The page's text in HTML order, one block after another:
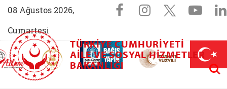
08 Ağustos 2026,
Cumartesi
Sosyal
Facebook
Instagram
X
Aile (yeni sekmede açılır)
AİLEM İletişim Merkezi (yeni sekmede açılır)
Aile ve Nüfus On Yılı (yeni sekmede açılır)
Darülaceze bağış sayfası (yeni
TÜRKIYE CUMHURIYETI
AILE VE SOSYAL HIZMETLER
BAKANLIĞI